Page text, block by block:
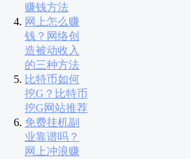
赚钱方法
网上怎么赚
钱？网络创
造被动收入
的三种方法
比特币如何
挖G？比特币
挖G网站推荐
免费挂机副
业靠谱吗？
网上冲浪赚